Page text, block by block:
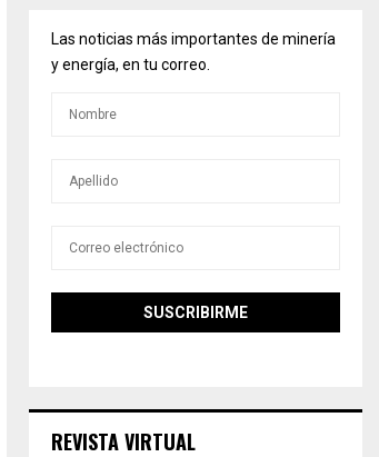
Las noticias más importantes de minería
y energía, en tu correo.
REVISTA VIRTUAL